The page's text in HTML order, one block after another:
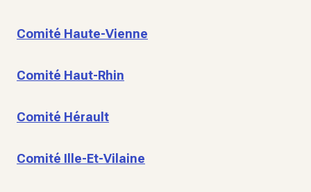
Comité Haute-Vienne
Comité Haut-Rhin
Comité Hérault
Comité Ille-Et-Vilaine